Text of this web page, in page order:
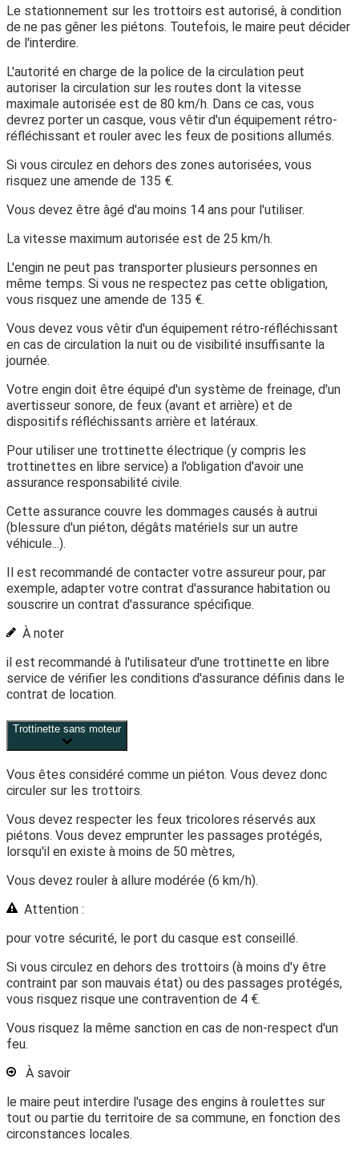
Le stationnement sur les trottoirs est autorisé, à condition
de ne pas gêner les piétons. Toutefois, le maire peut décider
de l'interdire.
L'autorité en charge de la police de la circulation peut
autoriser la circulation sur les routes dont la vitesse
maximale autorisée est de 80 km/h. Dans ce cas, vous
devrez porter un casque, vous vêtir d'un équipement rétro-
réfléchissant et rouler avec les feux de positions allumés.
Si vous circulez en dehors des zones autorisées, vous
risquez une amende de 135 €.
Vous devez être âgéd'au moins 14 ans pour l'utiliser.
Lavitesse maximumautorisée est de25 km/h.
L'engin ne peut pas transporter plusieurs personnes en
même temps. Si vous ne respectez pas cette obligation,
vous risquez une amende de 135 €.
Vous devez vous vêtir d'un équipement rétro-réfléchissant
en cas de circulation la nuit ou de visibilité insuffisante la
journée.
Votre engin doit être équipé d'un système de freinage, d'un
avertisseur sonore, de feux (avant et arrière) et de
dispositifs réfléchissants arrière et latéraux.
Pour utiliser une trottinette électrique (y compris les
trottinettes en libre service) a l'obligation d'avoir une
assurance responsabilité civile.
Cette assurance couvre les dommages causés à autrui
(blessure d'un piéton, dégâts matériels sur un autre
véhicule...).
Il est recommandé de contacter votre assureur pour, par
exemple, adapter votre contrat d'assurance habitation ou
souscrire un contrat d'assurance spécifique.
À noter
il est recommandé à l'utilisateur d'une trottinette en libre
service de vérifier les conditions d'assurance définis dans le
contrat de location.
Trottinette sans moteur
Vous êtes considéré comme un piéton. Vous devez donc
circuler sur les trottoirs.
Vous devez respecter les feux tricolores réservés aux
piétons. Vous devez emprunter les passages protégés,
lorsqu'il en existe à moins de 50 mètres,
Vous devez rouler à allure modérée (6 km/h).
Attention :
pour votre sécurité, le port du casque est conseillé.
Si vous circulez en dehors des trottoirs (à moins d'y être
contraint par son mauvais état) ou des passages protégés,
vous risquez risque une contravention de 4 €.
Vous risquez la même sanction en cas de non-respect d'un
feu.
À savoir
le maire peut interdire l'usage des engins à roulettes sur
tout ou partie du territoire de sa commune, en fonction des
circonstances locales.